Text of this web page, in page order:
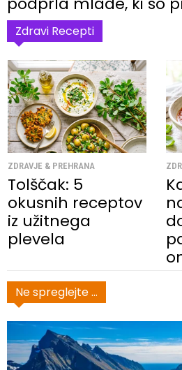
Zdravi Recepti
ZDRAVJE & PREHRANA
Tolščak: 5
okusnih receptov
iz užitnega
plevela
Ne spreglejte ...